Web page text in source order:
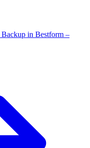
Backup in Bestform –